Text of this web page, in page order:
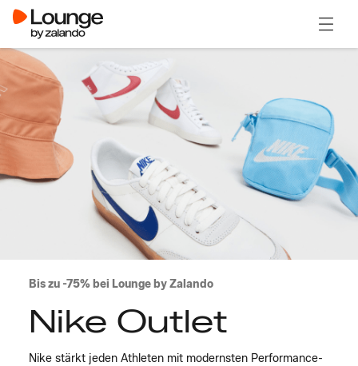
Bis zu -75% bei Lounge by Zalando
Nike Outlet
Nike stärkt jeden Athleten mit modernsten Performance-